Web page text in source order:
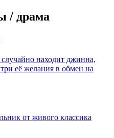
/ драма
находит джинна,
её желания в обмен на
от живого классика